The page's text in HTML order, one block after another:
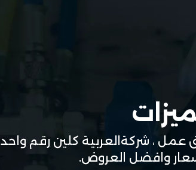
، شركةالعربية كلين رقم واحد
وافضل العروض.